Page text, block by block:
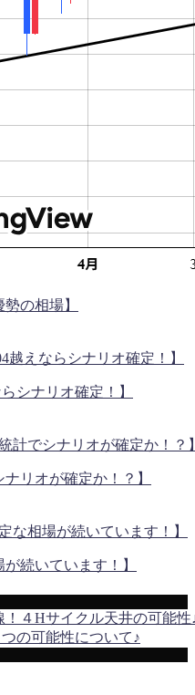
の相場】
シナリオ確定！】
リオが確定か！？】
続いています！】
４Hサイクル天井の可能性
の可能性について♪